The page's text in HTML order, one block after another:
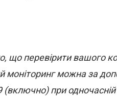
що перевірити вашого
моніторинг можна за
при одночасній